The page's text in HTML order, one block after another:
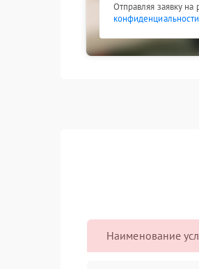
Отправляя заявку
конфиденциальности
Наименование